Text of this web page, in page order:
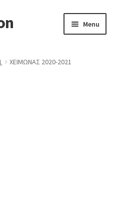
Menu
ΧΕΙΜΩΝΑΣ 2020-2021